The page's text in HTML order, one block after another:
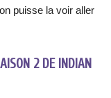
puisse la voir aller
2 DE INDIAN